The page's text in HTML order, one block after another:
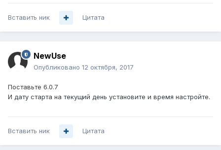
Вставить ник Цитата
NewUse
Опубликовано 12 октября, 2017
Поставьте 6.0.7
И дату старта на текущий день установите и время настройте.
Вставить ник Цитата